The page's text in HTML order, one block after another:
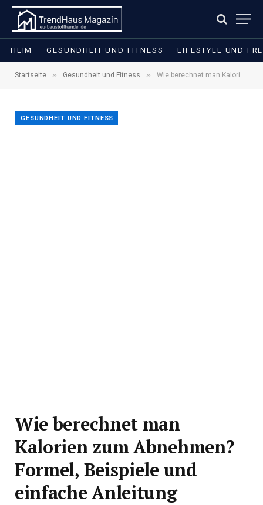
HEIM GESUNDHEIT UND FITNESS LIFESTYLE UND
Startseite » Gesundheit und Fitness » Wie berechnet man Kalorien zum Abnehmen? Formel, Beispiele und einfache Anleitung
GESUNDHEIT UND FITNESS
Wie berechnet man
Kalorien zum Abnehmen?
Formel, Beispiele und
einfache Anleitung